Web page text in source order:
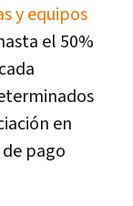
y equipos
el 50%
en
pago